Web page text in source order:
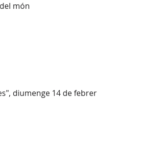
món
diumenge 14 de febrer